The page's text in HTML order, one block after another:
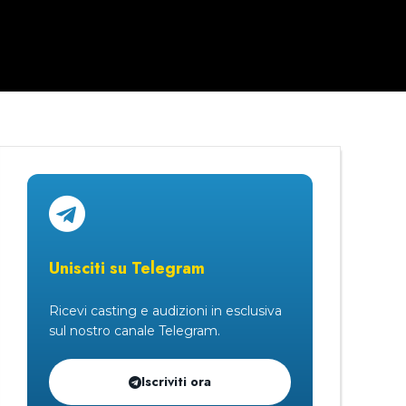
Unisciti su Telegram
Ricevi casting e audizioni in esclusiva
sul nostro canale Telegram.
Iscriviti ora